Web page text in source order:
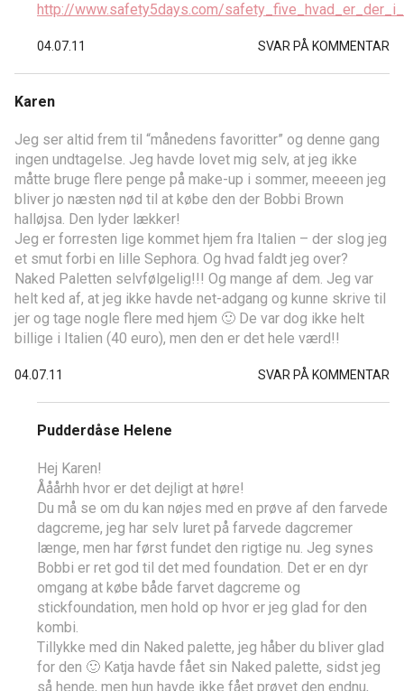
http://www.safety5days.com/
04.07.11 SVAR PÅ KOMMENTAR
Karen
Jeg ser altid frem til “månedens favoritter” og denne gang
ingen undtagelse. Jeg havde lovet mig selv, at jeg ikke
måtte bruge flere penge på make-up i sommer, meeeen jeg
bliver jo næsten nød til at købe den der Bobbi Brown
halløjsa. Den lyder lækker!
Jeg er forresten lige kommet hjem fra Italien – der slog jeg
et smut forbi en lille Sephora. Og hvad faldt jeg over?
Naked Paletten selvfølgelig!!! Og mange af dem. Jeg var
helt ked af, at jeg ikke havde net-adgang og kunne skrive til
jer og tage nogle flere med hjem 🙂 De var dog ikke helt
billige i Italien (40 euro), men den er det hele værd!!
04.07.11 SVAR PÅ KOMMENTAR
Pudderdåse Helene
Hej Karen!
Ååårhh hvor er det dejligt at høre!
Du må se om du kan nøjes med en prøve af den farvede
dagcreme, jeg har selv luret på farvede dagcremer
længe, men har først fundet den rigtige nu. Jeg synes
Bobbi er ret god til det med foundation. Det er en dyr
omgang at købe både farvet dagcreme og
stickfoundation, men hold op hvor er jeg glad for den
kombi.
Tillykke med din Naked palette, jeg håber du bliver glad
for den 🙂 Katja havde fået sin Naked palette, sidst jeg
så hende, men hun havde ikke fået prøvet den endnu,